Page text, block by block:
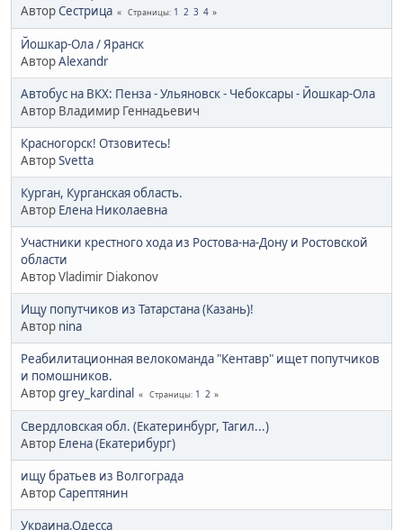
АвторСестрица Страницы 1 2 3 4
Йошкар-Ола / Яранск
АвторAlexandr
Автобус на ВКХ: Пенза - Ульяновск - Чебоксары - Йошкар-Ола
Автор Владимир Геннадьевич
Красногорск! Отзовитесь!
АвторSvetta
Курган, Курганская область.
Автор Елена Николаевна
Участники крестного хода из Ростова-на-Дону и Ростовской
области
Автор Vladimir Diakonov
Ищу попутчиков из Татарстана (Казань)!
Автор nina
Реабилитационная велокоманда "Кентавр" ищет попутчиков
и помошников.
Авторgrey_kardinal Страницы 1 2
Свердловская обл. (Екатеринбург, Тагил...)
Автор Елена (Екатерибург)
ищу братьев из Волгограда
АвторСарептянин
Украина,Одесса